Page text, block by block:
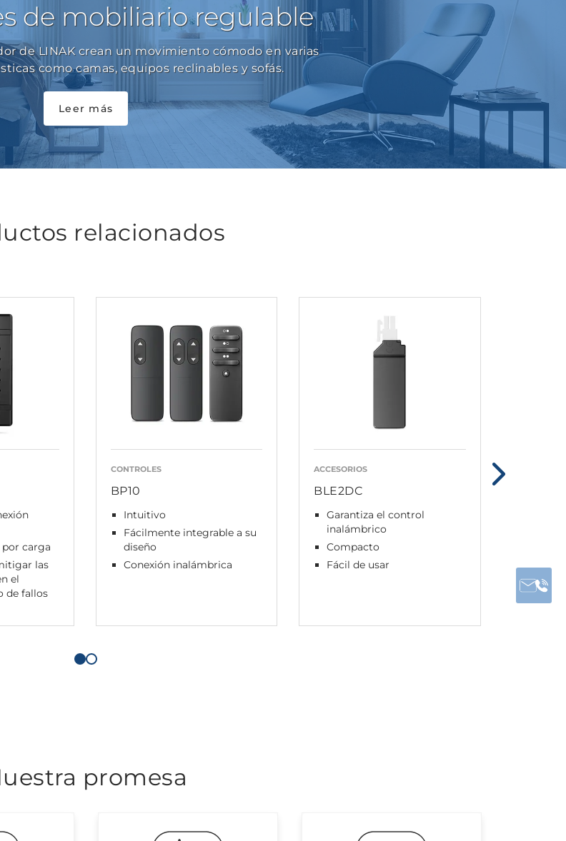
de mobiliario regulable
de LINAK crean un movimiento cómodo en varias
como camas, equipos reclinables y sofás.
Leer más
relacionados
por carga
las
el
de fallos
CONTROLES
BP10
Intuitivo
Fácilmente integrable a su
diseño
Conexión inalámbrica
ACCESORIOS
BLE2DC
Garantiza el control
inalámbrico
Compacto
Fácil de usar
promesa